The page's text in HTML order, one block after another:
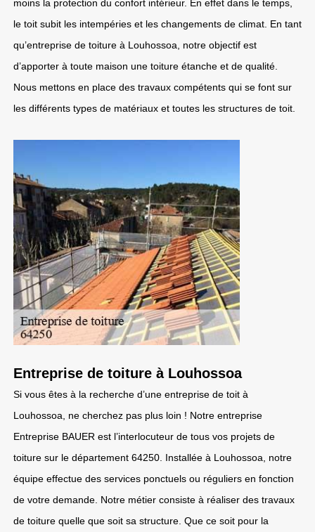
moins la protection du confort intérieur. En effet dans le temps,
le toit subit les intempéries et les changements de climat. En tant
qu’entreprise de toiture à Louhossoa, notre objectif est
d’apporter à toute maison une toiture étanche et de qualité.
Nous mettons en place des travaux compétents qui se font sur
les différents types de matériaux et toutes les structures de toit.
Entreprise de toiture à Louhossoa
Si vous êtes à la recherche d’une entreprise de toit à
Louhossoa, ne cherchez pas plus loin ! Notre entreprise
Entreprise BAUER est l’interlocuteur de tous vos projets de
toiture sur le département 64250. Installée à Louhossoa, notre
équipe effectue des services ponctuels ou réguliers en fonction
de votre demande. Notre métier consiste à réaliser des travaux
de toiture quelle que soit sa structure. Que ce soit pour la